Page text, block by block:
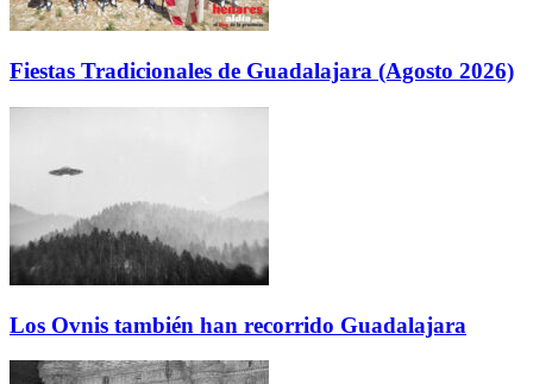
Fiestas Tradicionales de Guadalajara (Agosto 2026)
Los Ovnis también han recorrido Guadalajara